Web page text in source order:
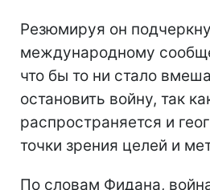
Резюмируя он
международному
что бы то ни стало
остановить войну, так
распространяется и
точки зрения целей и
По словам Фидана,